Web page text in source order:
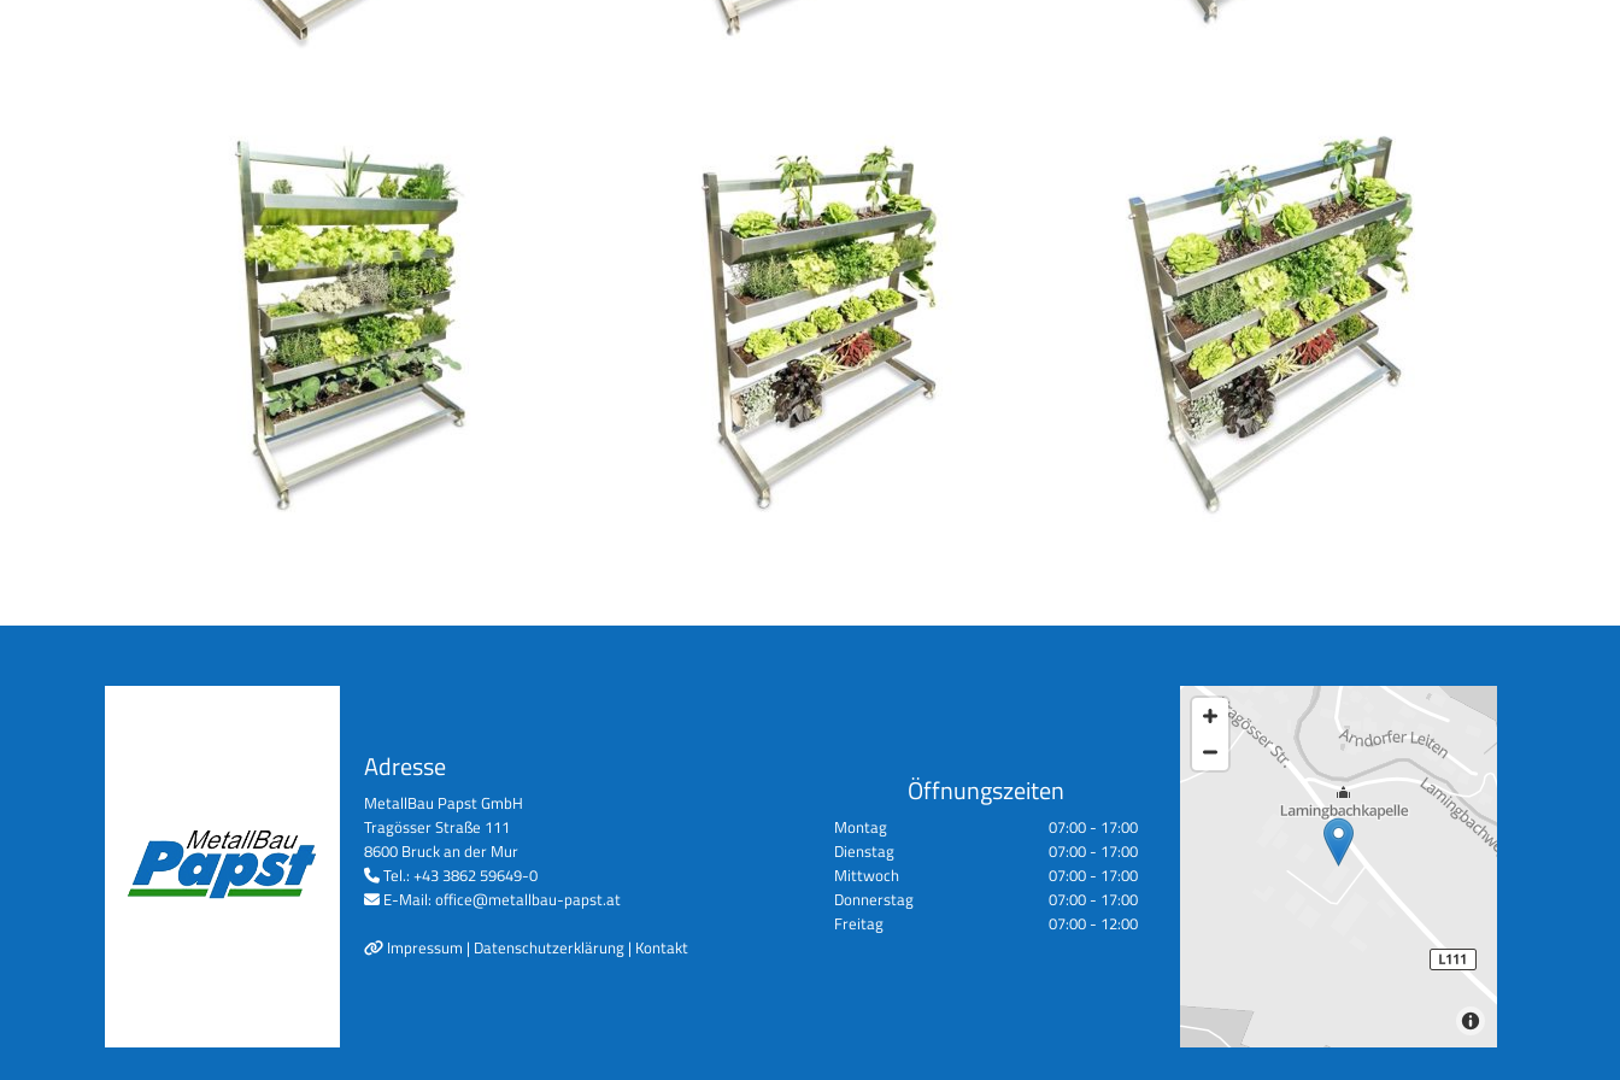
Adresse
MetallBau Papst GmbH
Tragösser Straße 111
8600 Bruck an der Mur
 Tel.: +43 3862 59649-0
 E-Mail: office@metallbau-papst.at
 Impressum | Datenschutzerklärung | Kontakt
Öffnungszeiten
Montag
07:00 - 17:00
Dienstag
07:00 - 17:00
Mittwoch
07:00 - 17:00
Donnerstag
07:00 - 17:00
Freitag
07:00 - 12:00